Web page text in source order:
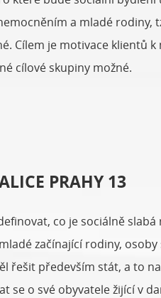
a mladé
Cílem je motivace klientů
cílové skupiny možné.
PRAHY 13
co je sociálně
začínající rodiny,
řešit především stát, a to
se o své obyvatele žijící v